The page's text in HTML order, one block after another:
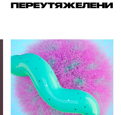
ПЕРЕУТЯЖЕЛЕНИЯ